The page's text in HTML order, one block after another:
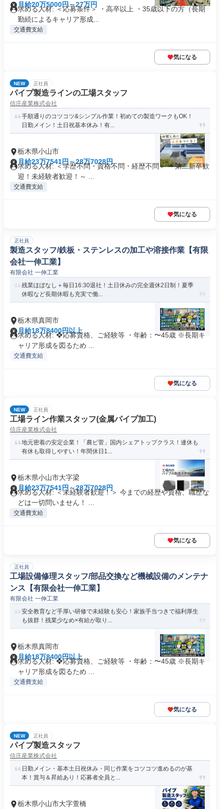
月給20万5000円～27万円
求める人材: ＜応募条件＞ ・高卒以上 ・35歳以下の方（長期
勤続によるキャリア形成...
交通費支給
気になる
NEW 正社員
パイプ製造ラインの工場スタッフ
信庄産業株式会社
手順通りのコツコツ&シンプル作業！初めての製造ワークもOK！
日勤メイン！土日祝基本休み！有...
栃木県小山市
月給23万7541円～28万7028円
求める人材: ＜学歴不問・資格不問・経歴不問＞ ～第二新卒歓
迎！未経験者歓迎！～ ...
交通費支給
気になる
正社員
製造スタッフ/鉄板・ステンレスの加工や溶接作業【有限
会社一伸工業】
有限会社 一伸工業
残業ほぼなし＋毎日16:30退社！土日休みの完全週休2日制！夏季
休暇など長期休暇も充実で働...
栃木県真岡市
月給18万8400円以上
求める人材: ❖応募資格、ご経験等 ・年齢：〜45歳 ※長期キ
ャリア形成を図るため ...
交通費支給
気になる
NEW 正社員
工場ライン作業スタッフ(金属パイプ加工)
信庄産業株式会社
地元密着の安定企業！「農ビ菅」国内シェアトップクラス！連休も
有休も取得しやすい！年間休日1...
栃木県小山市大字梁
月給23万7541円～28万7028円
求める人材: ＜未経験者歓迎！＞ 今までの経歴や資格、職歴な
どは一切問いません！ ...
交通費支給
気になる
正社員
工場設備修理スタッフ/部品交換など機械設備のメンテナ
ンス【有限会社一伸工業】
有限会社 一伸工業
安全教育など手厚い研修で未経験も安心！家族手当つきで福利厚生
も抜群！残業少なめ×有給が取り...
栃木県真岡市
月給18万8400円以上
求める人材: ❖応募資格、ご経験等 ・年齢：〜45歳 ※長期キ
ャリア形成を図るため ...
交通費支給
気になる
NEW 正社員
パイプ製造スタッフ
信庄産業株式会社
日勤メイン・基本土日祝休み・同じ作業をコツコツ進めるのが基
本！賞与＆昇給あり！応募者全員と...
栃木県小山市大字萱橋